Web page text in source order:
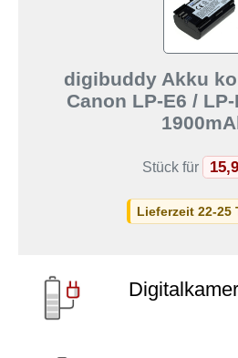
digibuddy Akku
Canon LP-E6 /
Stück für
Lieferzeit 22-25